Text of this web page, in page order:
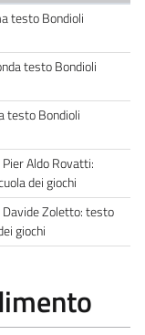
testo Bondioli
testo Bondioli
testo Bondioli
Aldo Rovatti:
dei giochi
Davide Zoletto: testo
giochi